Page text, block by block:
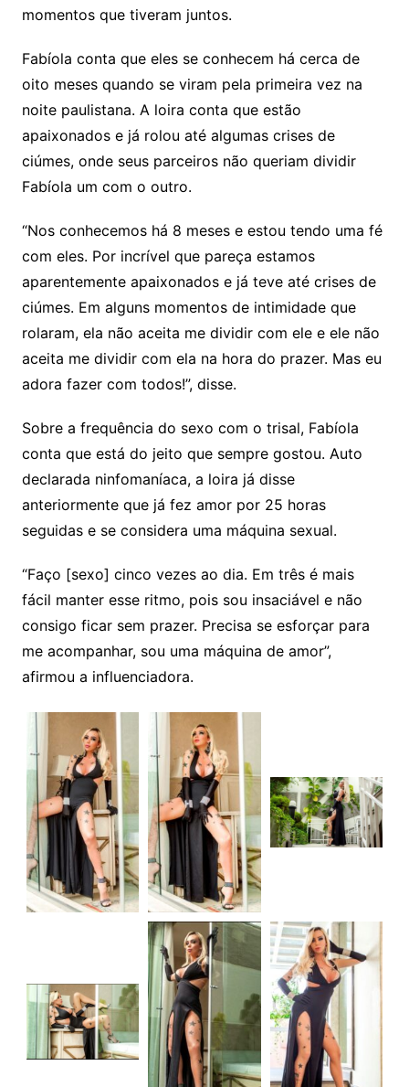
momentos que tiveram juntos.
Fabíola conta que eles se conhecem há cerca de
oito meses quando se viram pela primeira vez na
noite paulistana. A loira conta que estão
apaixonados e já rolou até algumas crises de
ciúmes, onde seus parceiros não queriam dividir
Fabíola um com o outro.
“Nos conhecemos há 8 meses e estou tendo uma fé
com eles. Por incrível que pareça estamos
aparentemente apaixonados e já teve até crises de
ciúmes. Em alguns momentos de intimidade que
rolaram, ela não aceita me dividir com ele e ele não
aceita me dividir com ela na hora do prazer. Mas eu
adora fazer com todos!”, disse.
Sobre a frequência do sexo com o trisal, Fabíola
conta que está do jeito que sempre gostou. Auto
declarada ninfomaníaca, a loira já disse
anteriormente que já fez amor por 25 horas
seguidas e se considera uma máquina sexual.
“Faço [sexo] cinco vezes ao dia. Em três é mais
fácil manter esse ritmo, pois sou insaciável e não
consigo ficar sem prazer. Precisa se esforçar para
me acompanhar, sou uma máquina de amor”,
afirmou a influenciadora.